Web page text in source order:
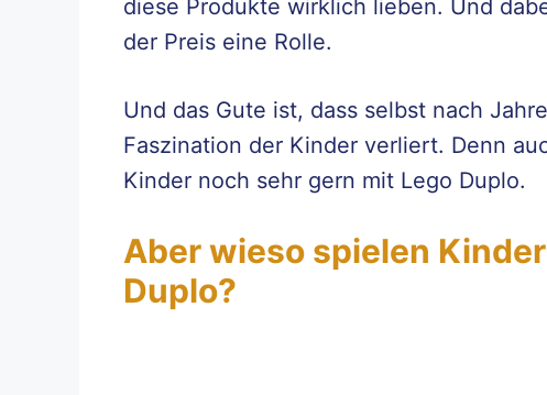
diese Produkte wirklich lieben. Und
der Preis eine Rolle.
Und das Gute ist, dass selbst nach
Faszination der Kinder verliert. Denn
Kinder noch sehr gern mit Lego Duplo.
Aber wieso spielen
Duplo?